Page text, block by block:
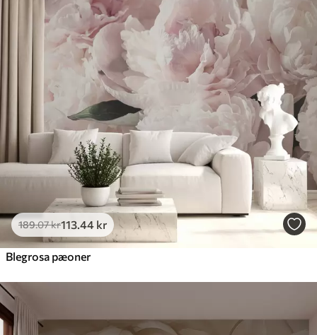
189.07kr113 .44 kr
Blegrosa pæoner